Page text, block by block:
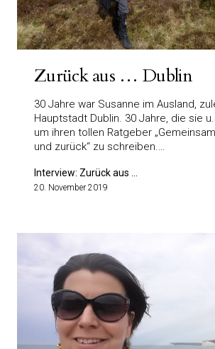
Zurück aus … Dublin
30 Jahre war Susanne im Ausland,
Hauptstadt Dublin. 30 Jahre, die sie
um ihren tollen Ratgeber
und zurück“ zu schreiben.…
Interview: Zurück aus ...
20. November 2019